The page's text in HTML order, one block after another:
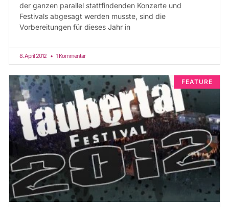
der ganzen parallel stattfindenden Konzerte und
Festivals abgesagt werden musste, sind die
Vorbereitungen für dieses Jahr in
8. April 2012 1 Kommentar
FEATURE